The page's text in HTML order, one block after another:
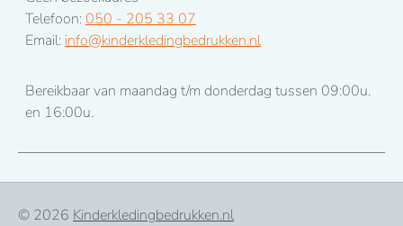
Telefoon: 050 - 205 33 07
Email: info@kinderkledingbedrukken.nl
Bereikbaar van maandag t/m donderdag tussen 09:00u.
en 16:00u.
© 2026 Kinderkledingbedrukken.nl